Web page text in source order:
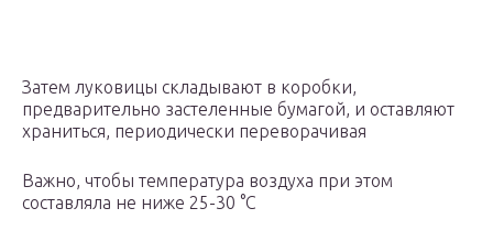
Затем луковицы складывают в коробки,
предварительно застеленные бумагой, и оставляют
храниться, периодически переворачивая
Важно, чтобы температура воздуха при этом
составляла не ниже 25-30 °C